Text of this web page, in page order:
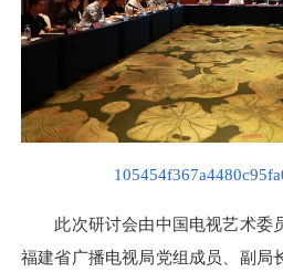
此次研讨会由中国电视艺术委
福建省广播电视局党组成员、副局